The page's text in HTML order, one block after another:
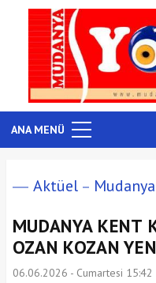
ANA MENÜ
Aktüel Mudanya
MUDANYA KENT
OZAN KOZAN
06.06.2026 - Cumartesi 15:42